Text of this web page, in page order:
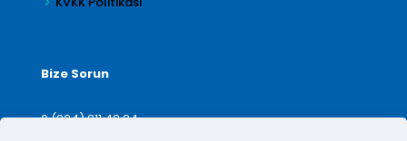
Bize Sorun
0 (224) 211 42 24